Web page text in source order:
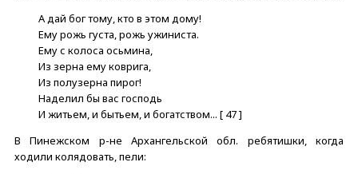
А дай бог тому, кто в этом дому!
Ему рожь густа, рожь ужиниста.
Ему с колоса осьмина,
Из зерна ему коврига,
Из полузерна пирог!
Наделил бы вас господь
И житьем, и бытьем, и богатством... [ 47 ]
В Пинежском р-не Архангельской обл. ребятишки, когда
ходили колядовать, пели: